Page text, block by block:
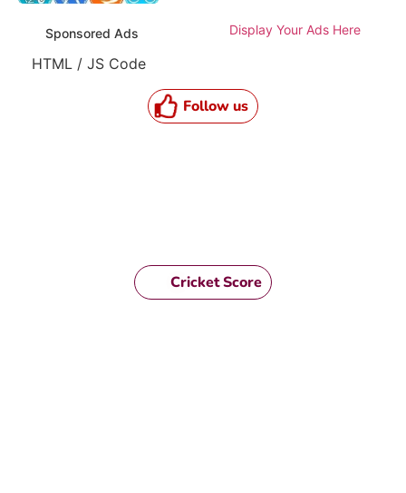
Sponsored Ads Display Your Ads Here
HTML / JS Code
Follow us
Cricket Score